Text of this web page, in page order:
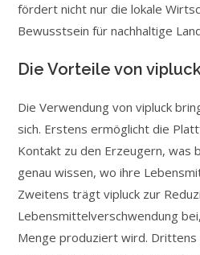
fördert nicht nur die lokale
Bewusstsein für nachhaltige
Die Vorteile von
Die Verwendung von vipluck
sich. Erstens ermöglicht die
Kontakt zu den Erzeugern, was
genau wissen, wo ihre
Zweitens trägt vipluck zur
Lebensmittelverschwendung
Menge produziert wird.